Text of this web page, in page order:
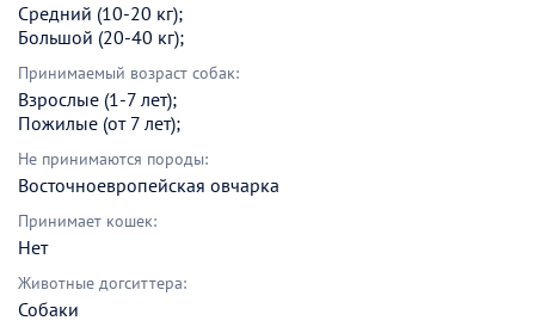
Средний (10-20 кг);
Большой (20-40 кг);
Принимаемый возраст собак:
Взрослые (1-7 лет);
Пожилые (от 7 лет);
Не принимаются породы:
Восточноевропейская овчарка
Принимает кошек:
Нет
Животные догситтера:
Собаки